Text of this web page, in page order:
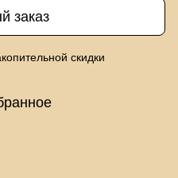
заказ
скидки